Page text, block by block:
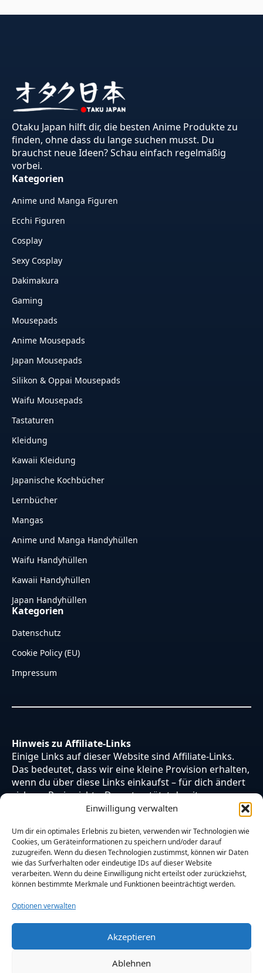
Einwilligung verwalten
Um dir ein optimales Erlebnis zu bieten, verwenden wir Technologien wie
Cookies, um Geräteinformationen zu speichern und/oder darauf
zuzugreifen. Wenn du diesen Technologien zustimmst, können wir Daten
wie das Surfverhalten oder eindeutige IDs auf dieser Website
verarbeiten. Wenn du deine Einwilligung nicht erteilst oder zurückziehst,
können bestimmte Merkmale und Funktionen beeinträchtigt werden.
Optionen verwalten
Akzeptieren
Ablehnen
Otaku Japan hilft dir, die besten Anime Produkte zu
finden, ohne dass du lange suchen musst. Du
brauchst neue Ideen? Schau einfach regelmäßig
vorbei.
Kategorien
Anime und Manga Figuren
Ecchi Figuren
Cosplay
Sexy Cosplay
Dakimakura
Gaming
Mousepads
Anime Mousepads
Japan Mousepads
Silikon & Oppai Mousepads
Waifu Mousepads
Tastaturen
Kleidung
Kawaii Kleidung
Japanische Kochbücher
Lernbücher
Mangas
Anime und Manga Handyhüllen
Waifu Handyhüllen
Kawaii Handyhüllen
Japan Handyhüllen
Kategorien
Datenschutz
Cookie Policy (EU)
Impressum
Hinweis zu Affiliate-Links
Einige Links auf dieser Website sind Affiliate-Links.
Das bedeutet, dass wir eine kleine Provision erhalten,
wenn du über diese Links einkaufst – für dich ändert
sich am Preis nichts. Du unterstützt damit unsere
Arbeit. Vielen Dank dafür!
© 2026 Otaku Japan. Alle Rechte vorbehalten.